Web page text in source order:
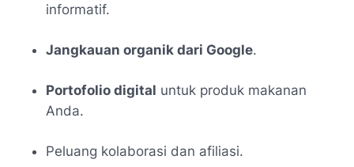
informatif.
Jangkauan organik dari Google.
Portofolio digital untuk produk makanan
Anda.
Peluang kolaborasi dan afiliasi.